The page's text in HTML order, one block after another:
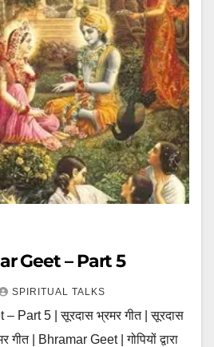
Geet – Part 5
SPIRITUAL TALKS
Part 5 | सूरदास भ्रमर गीत | सूरदास
गीत | Bhramar Geet | गोपियों द्वारा